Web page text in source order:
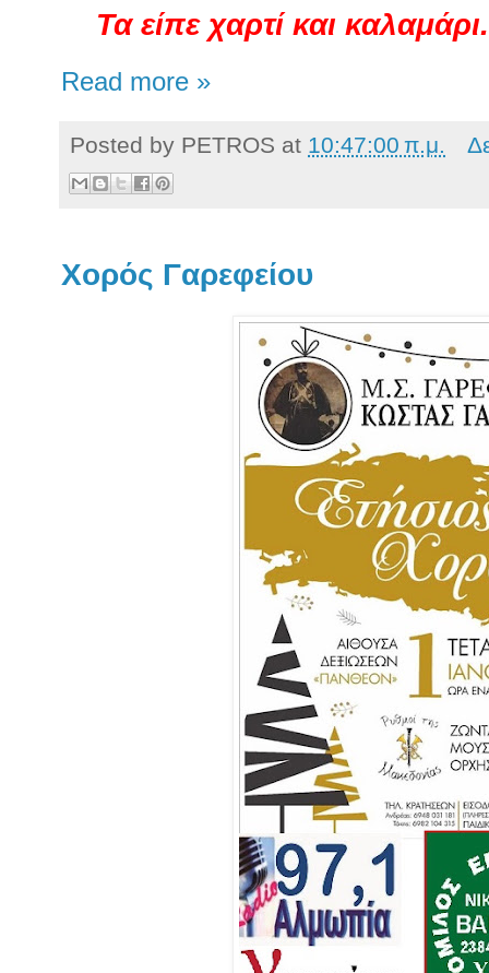
Τα είπε χαρτί και καλαμάρι.
Read more »
Posted by PETROS at 10:47:00 π.μ.
Χορός Γαρεφείου